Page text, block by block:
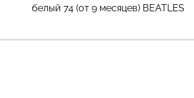
белый 74 (от 9 месяцев) BEATLES